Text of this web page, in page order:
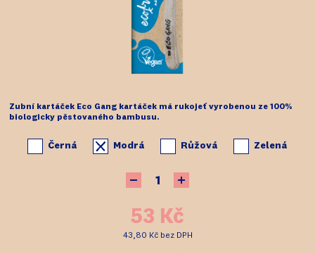
Zubní kartáček Eco Gang kartáček má rukojeť vyrobenou ze 100%
biologicky pěstovaného bambusu.
Černá Modrá Růžová Zelená
53 Kč
43,80 Kč bez DPH